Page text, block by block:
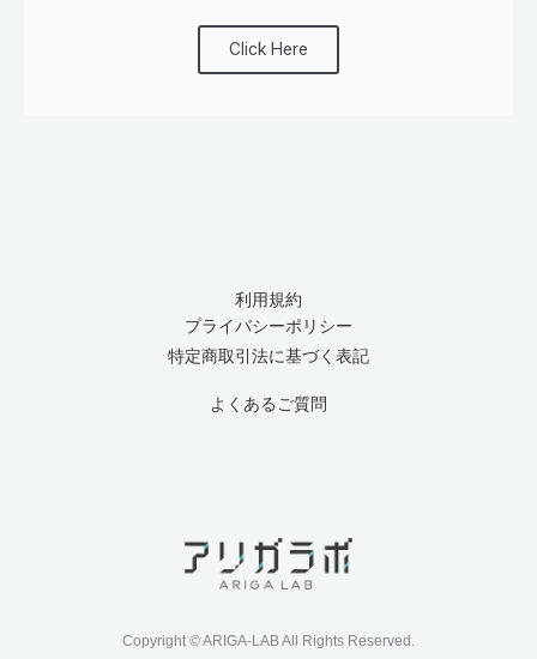
Click Here
利用規約
プライバシーポリシー
特定商取引法に基づく表記
よくあるご質問
Copyright © ARIGA-LAB All Rights Reserved.